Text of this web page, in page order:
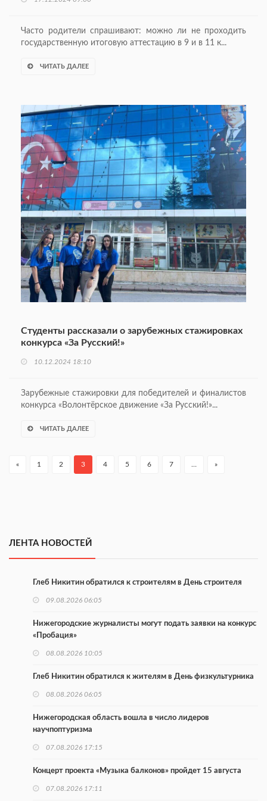
Часто родители спрашивают: можно ли не проходить
государственную итоговую аттестацию в 9 и в 11 к...
ЧИТАТЬ ДАЛЕЕ
Студенты рассказали о зарубежных стажировках
конкурса «За Русский!»
10.12.2024 18:10
Зарубежные стажировки для победителей и финалистов
конкурса «Волонтёрское движение «За Русский!»...
ЧИТАТЬ ДАЛЕЕ
« 1 2 3 4 5 6 7 »
ЛЕНТА НОВОСТЕЙ
Глеб Никитин обратился к строителям в День строителя
09.08.2026 06:05
Нижегородские журналисты могут подать заявки на конкурс
«Пробация»
08.08.2026 10:05
Глеб Никитин обратился к жителям в День физкультурника
08.08.2026 06:05
Нижегородская область вошла в число лидеров
научпоптуризма
07.08.2026 17:15
Концерт проекта «Музыка балконов» пройдет 15 августа
07.08.2026 17:11